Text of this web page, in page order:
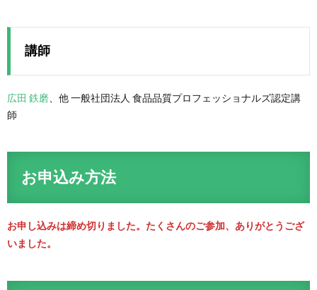
講師
広田 鉄磨 、他 一般社団法人 食品品質プロフェッショナルズ認定講
師
お申込み方法
お申し込みは締め切りました。たくさんのご参加、ありがとうござ
いました。